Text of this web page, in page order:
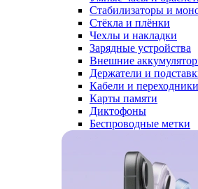
Стабилизаторы и
Стёкла и плёнки
Чехлы и накладки
Зарядные устройства
Внешние
Держатели и
Кабели и переходники
Карты памяти
Диктофоны
Беспроводные метки